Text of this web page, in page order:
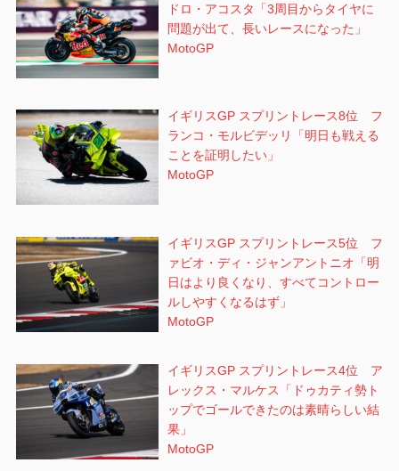
ドロ・アコスタ「3周目からタイヤに
問題が出て、長いレースになった」
MotoGP
イギリスGP スプリントレース8位 フ
ランコ・モルビデッリ「明日も戦える
ことを証明したい」
MotoGP
イギリスGP スプリントレース5位 フ
ァビオ・ディ・ジャンアントニオ「明
日はより良くなり、すべてコントロー
ルしやすくなるはず」
MotoGP
イギリスGP スプリントレース4位 ア
レックス・マルケス「ドゥカティ勢ト
ップでゴールできたのは素晴らしい結
果」
MotoGP